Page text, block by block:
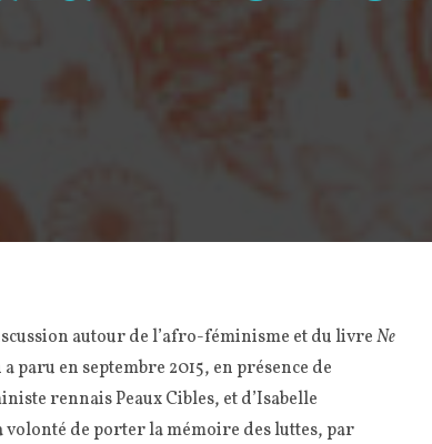
autour de l’afro-féminisme et du livreNe
paru en septembre 2015, en présence de
rennais Peaux Cibles, et d’Isabelle
de porter la mémoire des luttes, par